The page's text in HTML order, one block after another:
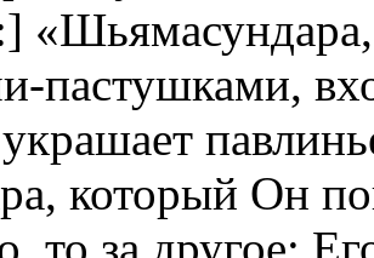
пастушками,
который Он
то за другое;